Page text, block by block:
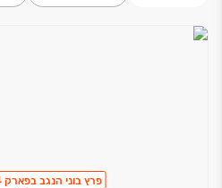
פרץ בוני הנגב בפארק 4 - באר שבע